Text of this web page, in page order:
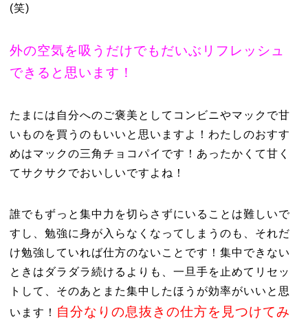
(笑)
外の空気を吸うだけでもだいぶリフレッシュ
できると思います！
たまには自分へのご褒美としてコンビニやマックで甘
いものを買うのもいいと思いますよ！わたしのおすす
めはマックの三角チョコパイです！あったかくて甘く
てサクサクでおいしいですよね！
誰でもずっと集中力を切らさずにいることは難しいで
すし、勉強に身が入らなくなってしまうのも、それだ
け勉強していれば仕方のないことです！集中できない
ときはダラダラ続けるよりも、一旦手を止めてリセッ
トして、そのあとまた集中したほうが効率がいいと思
います！ 自分なりの息抜きの仕方を見つけてみ